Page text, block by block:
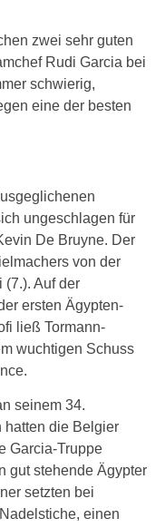
zwei sehr guten
Rudi Garcia bei
schwierig,
eine der besten
ungeschlagen für
De Bruyne. Der
von der
(7.). Auf der
ersten Ägypten-
ließ Tormann-
wuchtigen Schuss
seinem 34.
hatten die Belgier
Garcia-Truppe
gut stehende Ägypter
setzten bei
einen